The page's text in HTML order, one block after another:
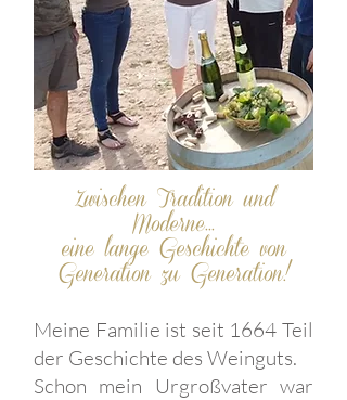
Zwischen Tradition und
Moderne...
eine lange Geschichte von
Generation zu Generation!
Meine Familie ist seit 1664 Teil
der Geschichte des Weinguts.
Schon mein Urgroßvater war